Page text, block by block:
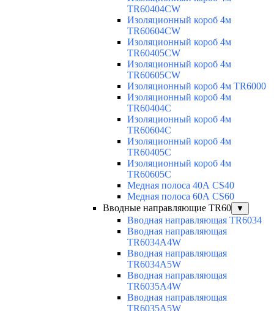
TR60404CW
Изоляционный короб 4м
TR60604CW
Изоляционный короб 4м
TR60405CW
Изоляционный короб 4м
TR60605CW
Изоляционный короб 4м TR6000
Изоляционный короб 4м
TR60404C
Изоляционный короб 4м
TR60604C
Изоляционный короб 4м
TR60405C
Изоляционный короб 4м
TR60605C
Медная полоса 40А CS40
Медная полоса 60А CS60
Вводные направляющие TR60
▼
Вводная направляющая TR6034
Вводная направляющая
TR6034A4W
Вводная направляющая
TR6034A5W
Вводная направляющая
TR6035A4W
Вводная направляющая
TR6035A5W